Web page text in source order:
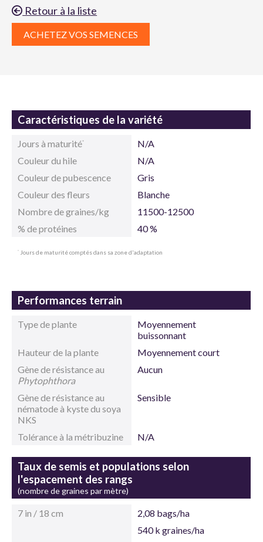
Retour à la liste
ACHETEZ VOS SEMENCES
Caractéristiques de la variété
Jours à maturité*
N/A
Couleur du hile
N/A
Couleur de pubescence
Gris
Couleur des fleurs
Blanche
Nombre de graines/kg
11500-12500
% de protéines
40 %
* Jours de maturité comptés dans sa zone d'adaptation
Performances terrain
Type de plante
Moyennement
buissonnant
Hauteur de la plante
Moyennement court
Gène de résistance au
Phytophthora
Aucun
Gène de résistance au
nématode à kyste du soya
NKS
Sensible
Tolérance à la métribuzine N/A
Taux de semis et populations selon
l'espacement des rangs
(nombre de graines par mètre)
7 in / 18 cm
2,08 bags/ha
540 k graines/ha